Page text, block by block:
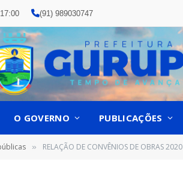
(91) 989030747
O GOVERNO PUBLICAÇÕES
» RELAÇÃO DE CONVÊNIOS DE OBRAS 2020